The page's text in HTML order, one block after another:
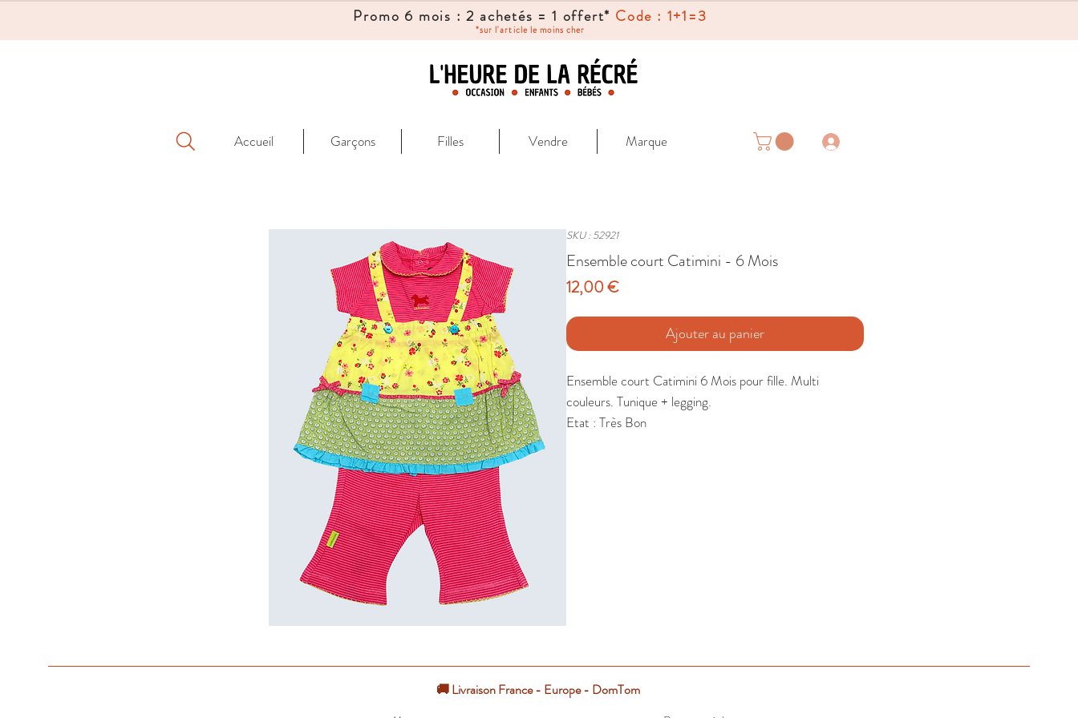
Promo 6 mois : 2 achetés = 1 offert* Code : 1+1=3
*sur l'article le moins cher
Accueil Garçons Filles Vendre Marque
SKU : 52921
Ensemble court Catimini - 6 Mois
12,00 €Prix
Ajouter au panier
Ensemble court Catimini 6 Mois pour fille. Multi
couleurs. Tunique + legging.
Etat : Très Bon
🚚 Livraison France - Europe - DomTom